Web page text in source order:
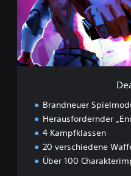
Brandneuer
Herausfordernder
4 Kampfklassen
20 verschiedene
Über 100